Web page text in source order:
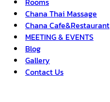
Chana Thai Massage
Chana Cafe&Restaurant
MEETING & EVENTS
Blog
Gallery
Contact Us